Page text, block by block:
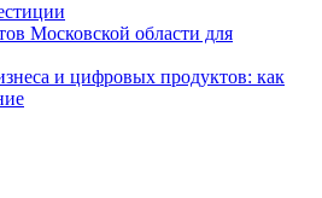
Московской области для
и цифровых продуктов: как